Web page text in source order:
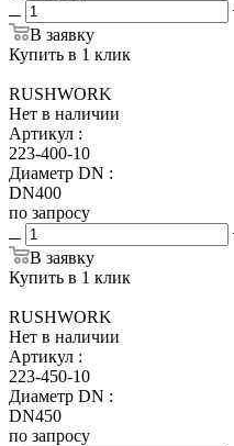
В заявку
Купить в 1 клик
RUSHWORK
Нет в наличии
Артикул :
223-400-10
Диаметр DN :
DN400
по запросу
В заявку
Купить в 1 клик
RUSHWORK
Нет в наличии
Артикул :
223-450-10
Диаметр DN :
DN450
по запросу